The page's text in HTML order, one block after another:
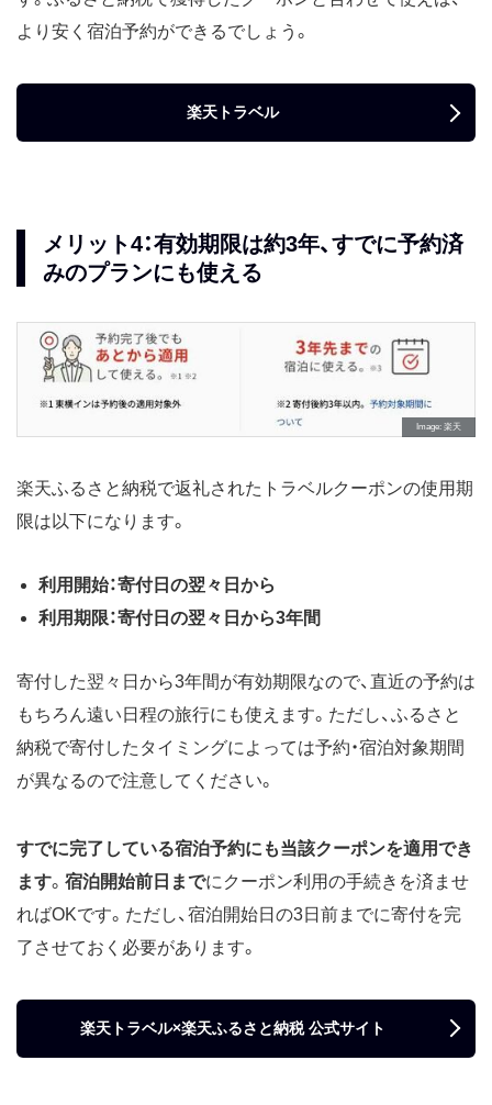
より安く宿泊予約ができるでしょう。
楽天トラベル
メリット4：有効期限は約3年、すでに予約済
みのプランにも使える
Image 楽天
楽天ふるさと納税で返礼されたトラベルクーポンの使用期
限は以下になります。
利用開始：寄付日の翌々日から
利用期限：寄付日の翌々日から3年間
寄付した翌々日から3年間が有効期限なので、直近の予約は
もちろん遠い日程の旅行にも使えます。ただし、ふるさと
納税で寄付したタイミングによっては予約・宿泊対象期間
が異なるので注意してください。
すでに完了している宿泊予約にも当該クーポンを適用でき
ます。 宿泊開始前日までにクーポン利用の手続きを済ませ
ればOKです。ただし、宿泊開始日の3日前までに寄付を完
了させておく必要があります。
楽天トラベル×楽天ふるさと納税 公式サイト